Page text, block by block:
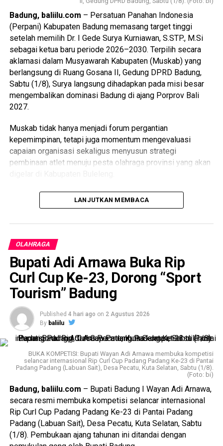
Bali, sekaligus Ketua Panitia Kompetisi Mini Soccer Kerthi
Bali IV, I Kadek Adi Mahendra, menyampaikan bahwa
kegiatan ini bertujuan mempererat silaturahmi, membangun
kebersamaan, serta meningkatkan keakraban dan soliditas
antar pegawai di lingkungan Pemerintah Provinsi Bali.
Baca Juga Kasdam IX/Udayana Dampingi Aspers
Kasad Tinjau Progres TMMD Ke-126 di Badung
Kompetisi tersebut diikuti 30 organisasi perangkat daerah
(OPD), meningkat dibandingkan tahun lalu yang diikuti 27
OPD. Pertandingan digelar selama delapan hari pada sore
hari agar tidak mengganggu jam kerja maupun pelayanan
Advertisements
Advertisements
Advertisements
Advertisements
Badung, baliilu.com – Persatuan Panahan Indonesia
(Perpani) Kabupaten Badung memasang target tinggi
setelah memilih Dr. I Gede Surya Kurniawan, S.STP., M.Si
sebagai ketua baru periode 2026–2030. Terpilih secara
aklamasi dalam Musyawarah Kabupaten (Muskab) yang
berlangsung di Ruang Gosana II, Gedung DPRD Badung,
Sabtu (1/8), Surya langsung dihadapkan pada misi besar
mengembalikan dominasi Badung di ajang Porprov Bali
2027.
Muskab tidak hanya menjadi forum pergantian
kepemimpinan, tetapi juga momentum mengevaluasi
capaian organisasi sekaligus menyusun strategi
pembinaan atlet menuju pesta olahraga provinsi yang akan
Hadir dalam kegiatan tersebut Wakil Ketua III KONI
Badung I Wayan Sukerta mewakili Ketua Umum KONI
perwakilan klub panahan, serta pengurus KONI Badung.
Dalam sambutan Ketua Umum KONI Badung yang
dibacakan I Wayan Sukerta, ditegaskan bahwa
kepengurusan baru harus mampu menjadikan hasil evaluasi
sebagai pijakan untuk meningkatkan kualitas pembinaan
atlet.
Menurutnya, target Perpani Badung tidak cukup hanya
mengirim atlet ke Porprov, tetapi wajib menghadirkan atlet-
atlet yang siap bersaing memperebutkan medali emas.
Apalagi pada Porprov Bali 2025 lalu Badung harus puas
finis di posisi kedua dengan raihan empat medali emas,
sembilan perak, dan lima perunggu.
“Target kami jelas, Perpani Badung harus kembali memburu
gelar juara umum. Atlet yang diturunkan harus benar-benar
siap bertanding dan mampu menghasilkan medali emas,”
tegasnya.
LANJUTKAN MEMBACA
OLAHRAGA
Bupati Adi Arnawa Buka Rip
Curl Cup Ke-23, Dorong “Sport
Tourism” Badung
Published 4 hari ago on 2 Agustus 2026
By baliilu
BUKA KOMPETISI: Bupati Wayan Adi Arnawa membuka kompetisi
selancar internasional Rip Curl Cup Padang Padang Ke-23 di Pantai
Padang Padang (Labuan Sait), Desa Pecatu, Kuta Selatan, Sabtu (1/8).
(Foto: bi)
Badung, baliilu.com – Bupati Badung I Wayan Adi Arnawa,
secara resmi membuka kompetisi selancar internasional
Rip Curl Cup Padang Padang Ke-23 di Pantai Padang
Padang (Labuan Sait), Desa Pecatu, Kuta Selatan, Sabtu
(1/8). Pembukaan ajang tahunan ini ditandai dengan